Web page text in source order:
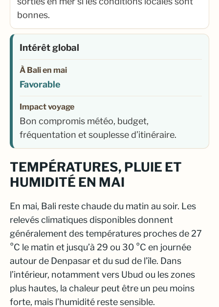
bonnes.
Intérêt global
À Bali en mai
Favorable
Impact voyage
Bon compromis météo, budget,
fréquentation et souplesse d’itinéraire.
TEMPÉRATURES, PLUIE ET
HUMIDITÉ EN MAI
En mai, Bali reste chaude du matin au soir. Les
relevés climatiques disponibles donnent
généralement des températures proches de 27
°C le matin et jusqu’à 29 ou 30 °C en journée
autour de Denpasar et du sud de l’île. Dans
l’intérieur, notamment vers Ubud ou les zones
plus hautes, la chaleur peut être un peu moins
forte, mais l’humidité reste sensible.